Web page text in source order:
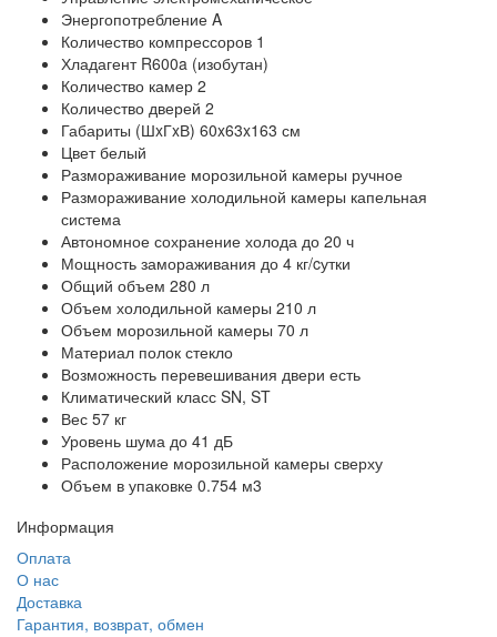
Энергопотребление A
Количество компрессоров 1
Хладагент R600a (изобутан)
Количество камер 2
Количество дверей 2
Габариты (ШxГxВ) 60x63x163 см
Цвет белый
Размораживание морозильной камеры ручное
Размораживание холодильной камеры капельная
система
Автономное сохранение холода до 20 ч
Мощность замораживания до 4 кг/cутки
Общий объем 280 л
Объем холодильной камеры 210 л
Объем морозильной камеры 70 л
Материал полок стекло
Возможность перевешивания двери есть
Климатический класс SN, ST
Вес 57 кг
Уровень шума до 41 дБ
Расположение морозильной камеры сверху
Объем в упаковке 0.754 м3
Информация
Оплата
О нас
Доставка
Гарантия, возврат, обмен